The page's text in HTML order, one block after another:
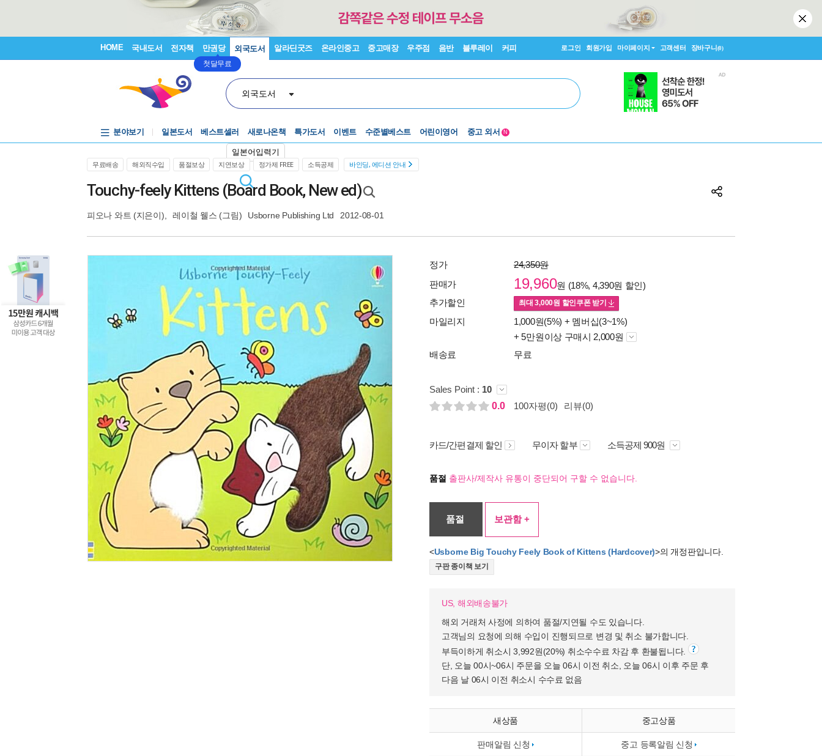
HOME 국내도서 전자책 만권당
첫달무료
외국도서 알라딘굿즈 온라인중고 중고매장 우주점 음반 블루레이 커피 로그인 회원가입 마이페이지 고객센터 장바구니(0)
외국도서
일본어입력기
분야보기 일본도서 베스트셀러 새로나온책 특가도서 이벤트
수준별베스트
수준별베스트
어린이영어
중고 외서
N
무료배송 해외직수입 품절보상 지연보상 정가제 FREE 소득공제 바인딩, 에디션 안내
Touchy-feely Kittens (Board Book, New ed)
피오나 와트 (지은이), 레이철 웰스 (그림) Usborne Publishing Ltd 2012-08-01
정가
24,350원
판매가
19,960원 (18%, 4,390원 할인)
추가할인
최대3,000원 할인쿠폰 받기
마일리지 1,000원(5%) + 멤버십(3~1%)
+ 5만원이상 구매시 2,000원
배송료
무료
Sales Point : 10
0.0
100자평(0) 리뷰(0)
카드/간편결제 할인 무이자 할부 소득공제 900원
품절 출판사/제작사 유통이 중단되어 구할 수 없습니다.
품절 보관함 +
<Usborne Big Touchy Feely Book of Kittens (Hardcover)>의 개정판입니다.
구판 종이책 보기
US, 해외배송불가
해외 거래처 사정에 의하여 품절/지연될 수도 있습니다.
고객님의 요청에 의해 수입이 진행되므로 변경 및 취소 불가합니다.
부득이하게 취소시 3,992원(20%) 취소수수료 차감 후 환불됩니다.
단, 오늘 00시~06시 주문을 오늘 06시 이전 취소, 오늘 06시 이후 주문 후
다음 날 06시 이전 취소시 수수료 없음
새상품 중고상품
판매알림 신청 중고 등록알림 신청